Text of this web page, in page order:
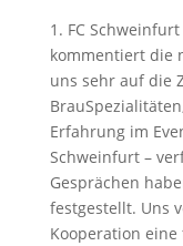
1. FC
kommentiert die
uns sehr auf die
Erfahrung im
Schweinfurt –
Gesprächen
festgestellt. Uns
Kooperation